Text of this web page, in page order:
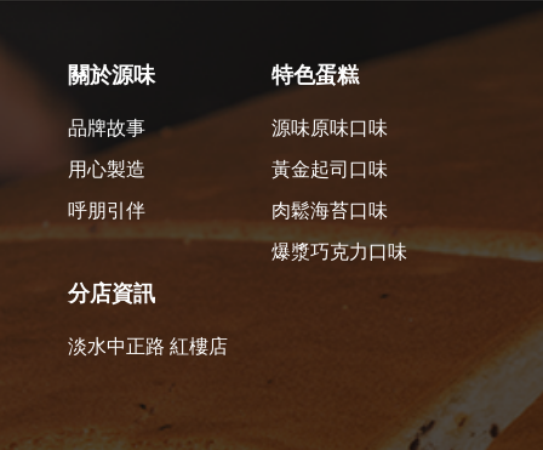
關於源味
品牌故事
用心製造
呼朋引伴
特色蛋糕
源味原味口味
黃金起司口味
肉鬆海苔口味
爆漿巧克力口味
分店資訊
淡水中正路 紅樓店